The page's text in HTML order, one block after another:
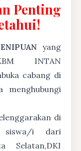
Penting
yang
INTAN
cabang di
menghubungi
di
i dari
Selatan,DKI